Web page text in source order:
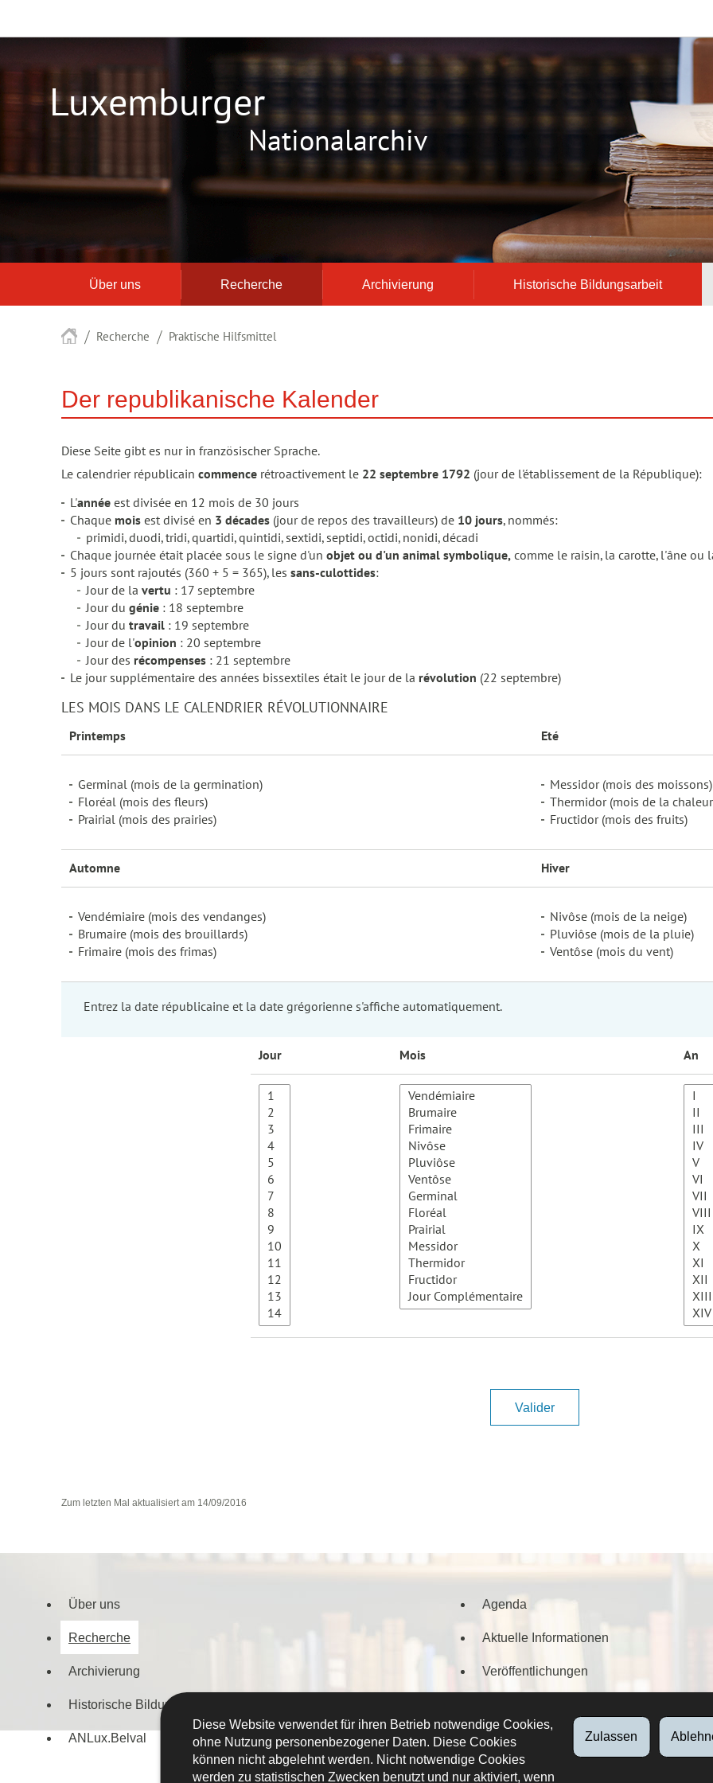
Diese Website verwendet für ihren Betrieb notwendige Cookies,
ohne Nutzung personenbezogener Daten. Diese Cookies
können nicht abgelehnt werden. Nicht notwendige Cookies
werden zu statistischen Zwecken benutzt und nur aktiviert, wenn
Zulassen
Luxemburger
Nationalarchiv
Über uns Recherche Archivierung Historische Bildungsarbeit
Startseite
Recherche Praktische Hilfsmittel
Der republikanische Kalender
Diese Seite gibt es nur in französischer Sprache.
Le calendrier républicain commence rétroactivement le 22 septembre 1792 (jour de l'établissement de la République):
L'année est divisée en 12 mois de 30 jours
Chaque mois est divisé en 3 décades (jour de repos des travailleurs) de 10 jours, nommés:
primidi, duodi, tridi, quartidi, quintidi, sextidi, septidi, octidi, nonidi, décadi
Chaque journée était placée sous le signe d'un objet ou d'un animal symbolique, comme le raisin, la carotte, l'âne ou
5 jours sont rajoutés (360 + 5 = 365), les sans-culottides:
Jour de la vertu : 17 septembre
Jour du génie : 18 septembre
Jour du travail : 19 septembre
Jour de l'opinion : 20 septembre
Jour des récompenses : 21 septembre
Le jour supplémentaire des années bissextiles était le jour de la révolution (22 septembre)
LES MOIS DANS LE CALENDRIER RÉVOLUTIONNAIRE
Printemps Eté
Germinal (mois de la germination)
Floréal (mois des fleurs)
Prairial (mois des prairies)
Messidor (mois des moissons)
Thermidor (mois de la
Fructidor (mois des fruits)
Automne Hiver
Vendémiaire (mois des vendanges)
Brumaire (mois des brouillards)
Frimaire (mois des frimas)
Nivôse (mois de la neige)
Pluviôse (mois de la pluie)
Ventôse (mois du vent)
Entrez la date républicaine et la date grégorienne s'affiche automatiquement.
Jour Mois An
Zum letzten Mal aktualisiert am 14/09/2016
Navigationsmenü
Über uns
Recherche
Archivierung
Historische Bildungsarbeit
ANLux.Belval
Agenda
Aktuelle Informationen
Veröffentlichungen